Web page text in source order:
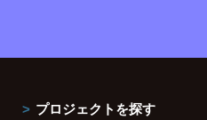
プロジェクトを探す